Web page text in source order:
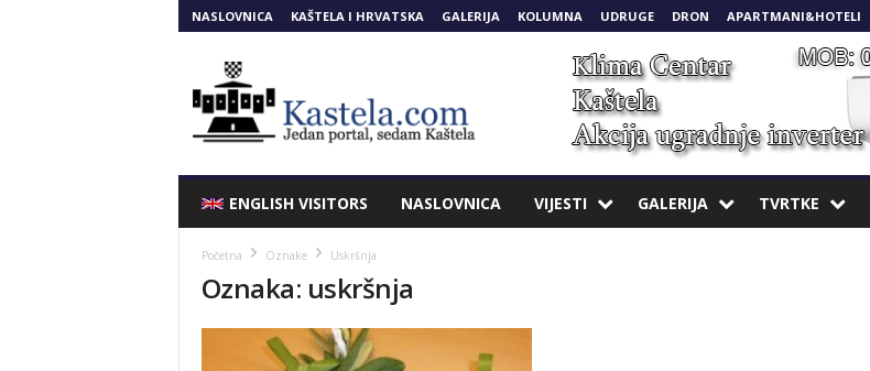
NASLOVNICA KAŠTELA I HRVATSKA GALERIJA KOLUMNA UDRUGE DRON APARTMANI&HOTELI
ENGLISH VISITORS NASLOVNICA VIJESTI GALERIJA TVRTKE
Početna Oznake Uskršnja
Oznaka: uskršnja